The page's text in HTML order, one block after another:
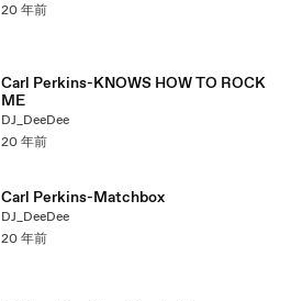
20 年前
Carl Perkins-KNOWS HOW TO ROCK
ME
DJ_DeeDee
20 年前
Carl Perkins-Matchbox
DJ_DeeDee
20 年前